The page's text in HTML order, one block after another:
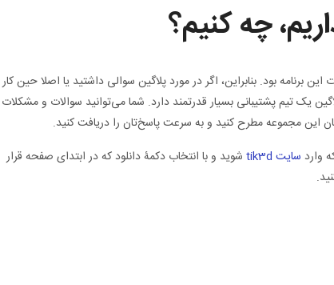
چه کنیم؟
برنامه بود. بنابراین، اگر در مورد پلاگین سوالی داشتید یا اصلا حین کار
یک تیم پشتیبانی بسیار قدرتمند دارد. شما می‌توانید سوالات و مشکلات
این مجموعه مطرح کنید و به سرعت پاسخ‌تان را دریافت کنید.
وارد سایت tik3d
شوید و با انتخاب دکمۀ دانلود که در ابتدای صفحه قرار